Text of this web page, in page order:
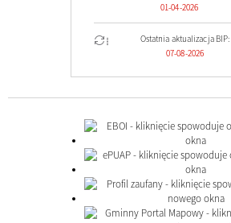
01-04-2026
Ostatnia aktualizacja BIP:
07-08-2026